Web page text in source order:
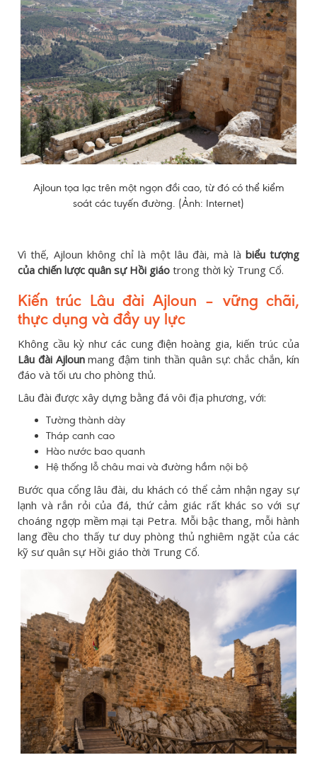
Ajloun tọa lạc trên một ngọn đồi cao, từ đó có thể kiểm
soát các tuyến đường. (Ảnh: Internet)
Vì thế, Ajloun không chỉ là một lâu đài, mà là biểu tượng
của chiến lược quân sự Hồi giáo trong thời kỳ Trung Cổ.
Kiến trúc Lâu đài Ajloun – vững chãi,
thực dụng và đầy uy lực
Không cầu kỳ như các cung điện hoàng gia, kiến trúc của
Lâu đài Ajlounmang đậm tinh thần quân sự: chắc chắn, kín
đáo và tối ưu cho phòng thủ.
Lâu đài được xây dựng bằng đá vôi địa phương, với:
Tường thành dày
Tháp canh cao
Hào nước bao quanh
Hệ thống lỗ châu mai và đường hầm nội bộ
Bước qua cổng lâu đài, du khách có thể cảm nhận ngay sự
lạnh và rắn rỏi của đá, thứ cảm giác rất khác so với sự
choáng ngợp mềm mại tại Petra. Mỗi bậc thang, mỗi hành
lang đều cho thấy tư duy phòng thủ nghiêm ngặt của các
kỹ sư quân sự Hồi giáo thời Trung Cổ.